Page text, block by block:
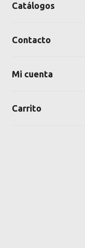
Catálogos
Contacto
Mi cuenta
Carrito